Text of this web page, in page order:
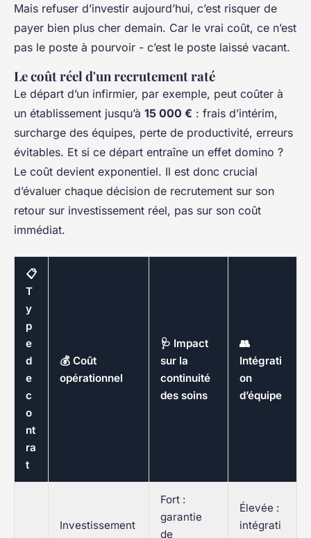
Mais refuser d’investir aujourd’hui, c’est risquer de
payer bien plus cher demain. Car le vrai coût, ce n’est
pas le poste à pourvoir - c’est le poste laissé vacant.
Le coût réel d'un recrutement raté
Le départ d’un infirmier, par exemple, peut coûter à
un établissement jusqu’à 15 000 € : frais d’intérim,
surcharge des équipes, perte de productivité, erreurs
évitables. Et si ce départ entraîne un effet domino ?
Le coût devient exponentiel. Il est donc crucial
d’évaluer chaque décision de recrutement sur son
retour sur investissement réel, pas sur son coût
immédiat.
📋
T
y
p
e
d
e
c
o
nt
ra
t
💰 Coût
opérationnel
🩺 Impact
sur la
continuité
des soins
👥
Intégrati
on
d’équipe
Investissement
Fort :
garantie
de
Élevée :
intégrati